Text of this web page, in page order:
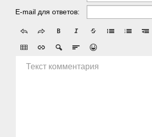
E-mail для ответов:
Текст комментария